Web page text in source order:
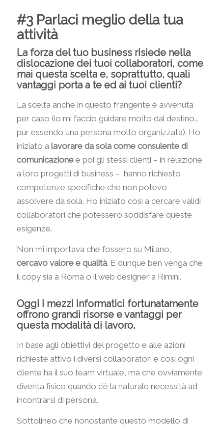
#3 Parlaci meglio della tua
attività
La forza del tuo business risiede nella
dislocazione dei tuoi collaboratori, come
mai questa scelta e, soprattutto, quali
vantaggi porta a te ed ai tuoi clienti?
La scelta anche in questo frangente è avvenuta
per caso (io mi faccio guidare molto dal destino…
pur essendo una persona molto organizzata). Ho
iniziato a lavorare da sola come consulente di
comunicazionee poi gli stessi clienti – in relazione
a loro progetti di business – hanno richiesto
competenze specifiche che non potevo
assolvere da sola. Ho iniziato così a cercare validi
collaboratori che potessero soddisfare queste
esigenze.
Non mi importava che fossero su Milano,
cercavo valore e qualità. E dunque ben venga che
il copy sia a Roma o il web designer a Rimini.
Oggi i mezzi informatici fortunatamente
offrono grandi risorse e vantaggi per
questa modalità di lavoro.
In base agli obiettivi del progetto e alle azioni
richieste attivo i diversi collaboratori e così ogni
cliente ha il suo team virtuale, ma che ovviamente
diventa fisico quando c’è la naturale necessità ad
incontrarsi di persona.
Sottolineo che nonostante questo modello di